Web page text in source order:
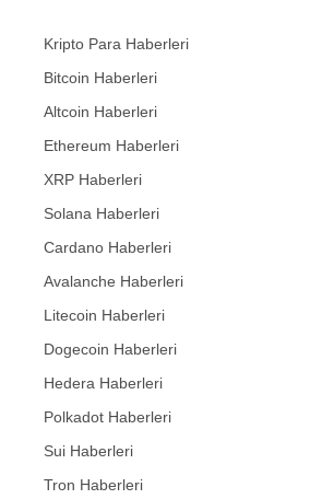
Kripto Para Haberleri
Bitcoin Haberleri
Altcoin Haberleri
Ethereum Haberleri
XRP Haberleri
Solana Haberleri
Cardano Haberleri
Avalanche Haberleri
Litecoin Haberleri
Dogecoin Haberleri
Hedera Haberleri
Polkadot Haberleri
Sui Haberleri
Tron Haberleri